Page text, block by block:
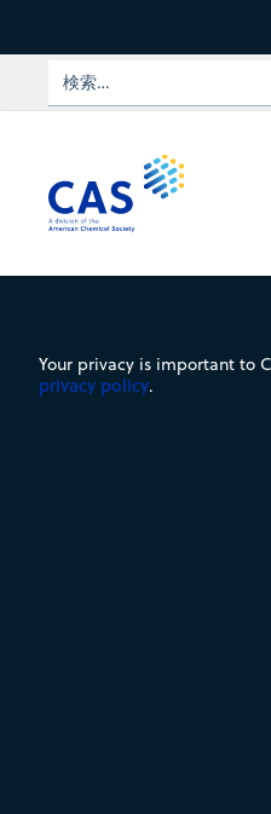
Your privacy is important to
privacy policy.